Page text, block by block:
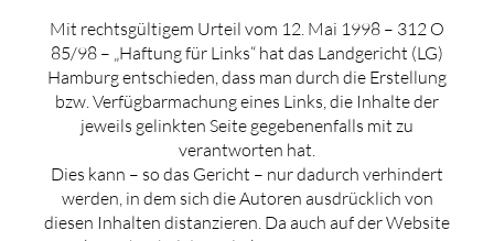
Mit rechtsgültigem Urteil vom 12. Mai 1998 – 312 O
85/98 – „Haftung für Links“ hat das Landgericht (LG)
Hamburg entschieden, dass man durch die Erstellung
bzw. Verfügbarmachung eines Links, die Inhalte der
jeweils gelinkten Seite gegebenenfalls mit zu
verantworten hat.
Dies kann – so das Gericht – nur dadurch verhindert
werden, in dem sich die Autoren ausdrücklich von
diesen Inhalten distanzieren. Da auch auf der Website